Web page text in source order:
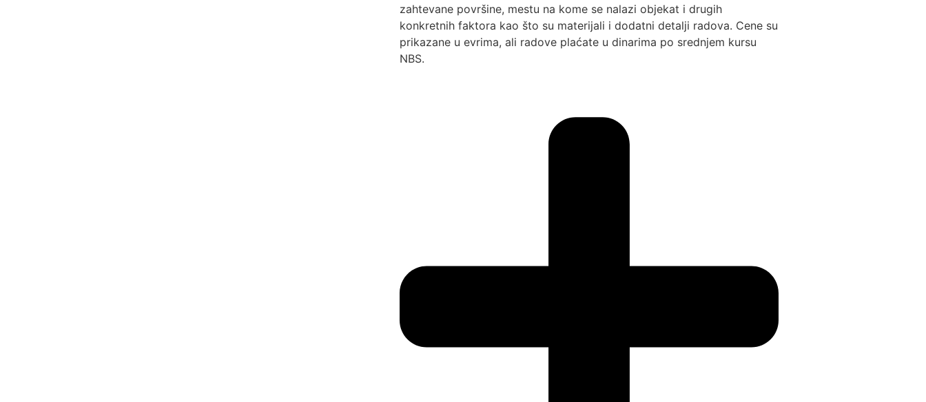
zahtevane površine, mestu na kome se nalazi objekat i drugih
konkretnih faktora kao što su materijali i dodatni detalji radova. Cene su
prikazane u evrima, ali radove plaćate u dinarima po srednjem kursu
NBS.